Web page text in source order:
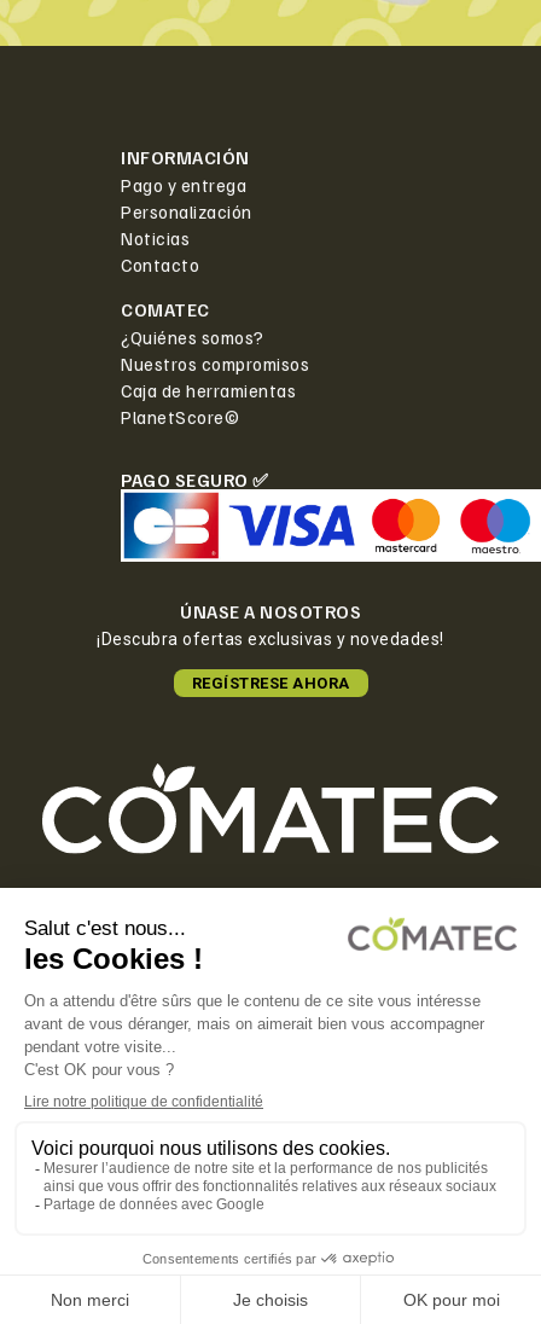
INFORMACIÓN
Pago y entrega
Personalización
Noticias
Contacto
COMATEC
¿Quiénes somos?
Nuestros compromisos
Caja de herramientas
PlanetScore©
PAGO SEGURO ✅
ÚNASE A NOSOTROS
¡Descubra ofertas exclusivas y novedades!
REGÍSTRESE AHORA
Boulevard François-Xavier Fafeur
11000 Carcassonne, FRANCE
AVISO LEGAL
POLÍTICA DE PRIVACIDAD